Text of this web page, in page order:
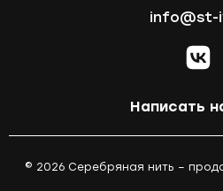
info@st-
Написать
© 2026 Серебряная нить –